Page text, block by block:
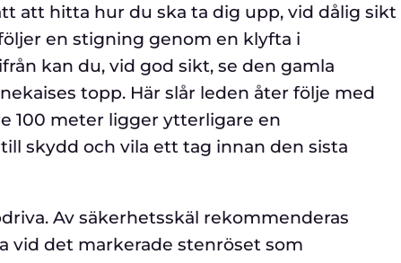
att hitta hur du ska ta dig upp, vid dålig sikt
en stigning genom en klyfta i
kan du, vid god sikt, se den gamla
topp. Här slår leden åter följe med
100 meter ligger ytterligare en
skydd och vila ett tag innan den sista
Av säkerhetsskäl rekommenderas
vid det markerade stenröset som